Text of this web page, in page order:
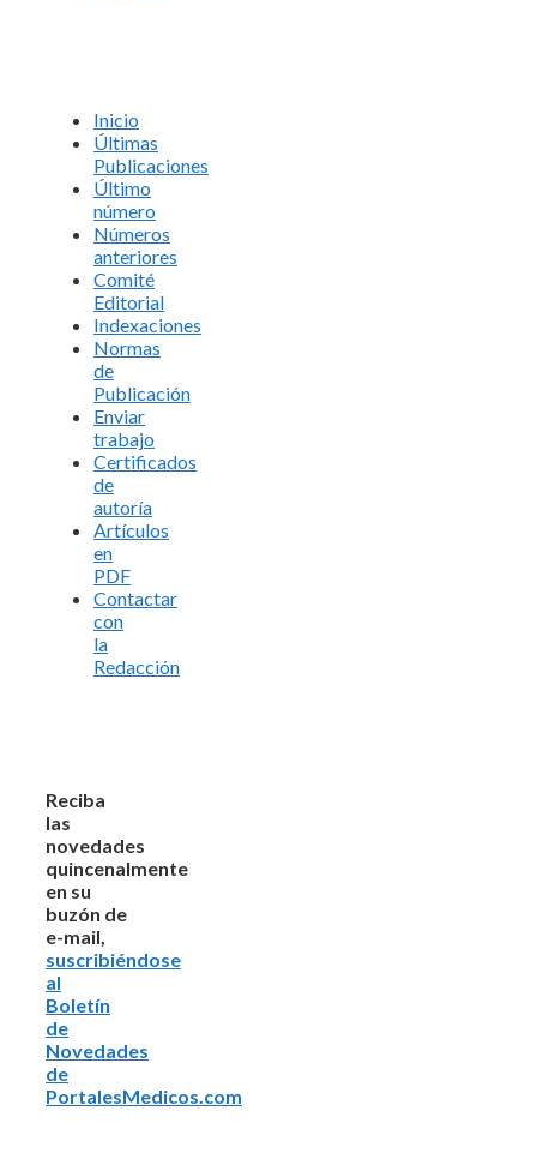
Inicio
Últimas
Publicaciones
Último
número
Números
anteriores
Comité
Editorial
Indexaciones
Normas
de
Publicación
Enviar
trabajo
Certificados
de
autoría
Artículos
en
PDF
Contactar
con
la
Redacción
Reciba
las
novedades
quincenalmente
en su
buzón de
e-mail,
suscribiéndose
al
Boletín
de
Novedades
de
PortalesMedicos.com